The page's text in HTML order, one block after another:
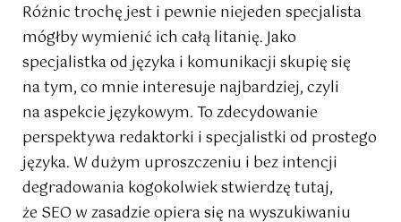
Różnic trochę jest i pewnie niejeden specjalista
mógłby wymienić ich całą litanię. Jako
specjalistka od języka i komunikacji skupię się
na tym, co mnie interesuje najbardziej, czyli
na aspekcie językowym. To zdecydowanie
perspektywa redaktorki i specjalistki od prostego
języka. W dużym uproszczeniu i bez intencji
degradowania kogokolwiek stwierdzę tutaj,
że SEO w zasadzie opiera się na wyszukiwaniu